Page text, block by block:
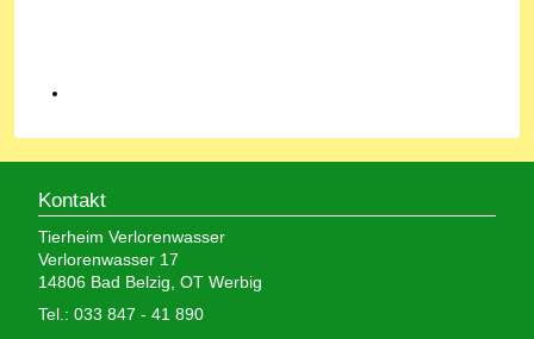
Kontakt
Tierheim Verlorenwasser
Verlorenwasser 17
14806 Bad Belzig, OT Werbig
Tel.: 033 847 - 41 890